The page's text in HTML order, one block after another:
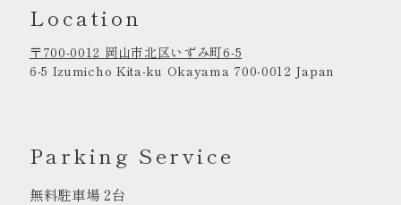
Location
〒700-0012 岡山市北区いずみ町6-5
6-5 Izumicho Kita-ku Okayama 700-0012 Japan
Parking Service
無料駐車場 2台